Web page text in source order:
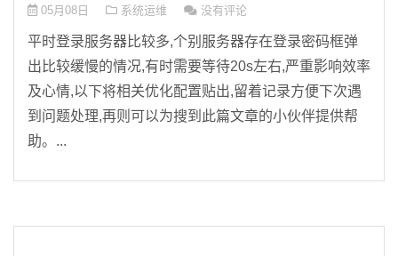
05月08日 系统运维 没有评论
平时登录服务器比较多,个别服务器存在登录密码框弹
出比较缓慢的情况,有时需要等待20s左右,严重影响效率
及心情,以下将相关优化配置贴出,留着记录方便下次遇
到问题处理,再则可以为搜到此篇文章的小伙伴提供帮
助。...